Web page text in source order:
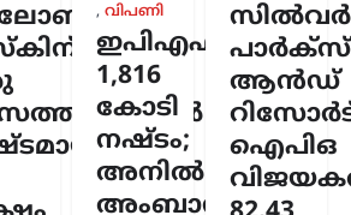
, വിപണി
ഇപിഎഫ്ഒയ്ക്ക്
1,816
കോടി
നഷ്ടം;
അനിൽ
അംബാനിക്കും
പാർക്സ്
ആൻഡ്
ഐപിഒ